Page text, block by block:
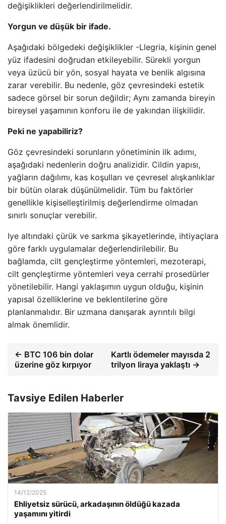
değişiklikleri değerlendirilmelidir.
Yorgun ve düşük bir ifade.
Aşağıdaki bölgedeki değişiklikler -Llegria, kişinin genel
yüz ifadesini doğrudan etkileyebilir. Sürekli yorgun
veya üzücü bir yön, sosyal hayata ve benlik algısına
zarar verebilir. Bu nedenle, göz çevresindeki estetik
sadece görsel bir sorun değildir; Aynı zamanda bireyin
bireysel yaşamının konforu ile de yakından ilişkilidir.
Peki ne yapabiliriz?
Göz çevresindeki sorunların yönetiminin ilk adımı,
aşağıdaki nedenlerin doğru analizidir. Cildin yapısı,
yağların dağılımı, kas koşulları ve çevresel alışkanlıklar
bir bütün olarak düşünülmelidir. Tüm bu faktörler
genellikle kişiselleştirilmiş değerlendirme olmadan
sınırlı sonuçlar verebilir.
Iye altındaki çürük ve sarkma şikayetlerinde, ihtiyaçlara
göre farklı uygulamalar değerlendirilebilir. Bu
bağlamda, cilt gençleştirme yöntemleri, mezoterapi,
cilt gençleştirme yöntemleri veya cerrahi prosedürler
yönetilebilir. Hangi yaklaşımın uygun olduğu, kişinin
yapısal özelliklerine ve beklentilerine göre
planlanmalıdır. Bir uzmana danışarak ayrıntılı bilgi
almak önemlidir.
← BTC 106 bin dolar
üzerine göz kırpıyor
Kartlı ödemeler mayısda 2
trilyon liraya yaklaştı →
Tavsiye Edilen Haberler
14/12/2025
Ehliyetsiz sürücü, arkadaşının öldüğü kazada
yaşamını yitirdi